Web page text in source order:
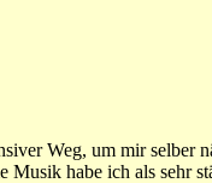
Weg, um mir
Musik habe ich als sehr